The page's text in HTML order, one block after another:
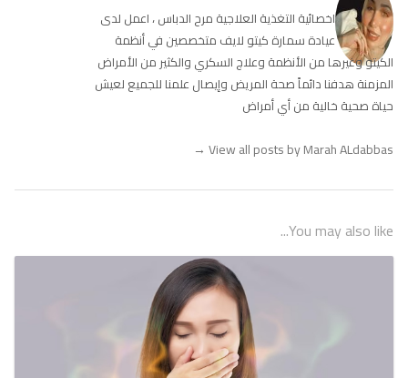
اخصائية التغذية العلاجية مرح الدباس ، اعمل لدى
عيادة سمارة كيتو لايف متخصصين في أنظمة
الكيتو وغيرها من الأنظمة وعلاج السكري والكثير من الأمراض
المزمنة هدفنا دائماً صحة المريض وإيصال علمنا للجميع لعيش
حياة صحية خالية من أي أمراض
View all posts by Marah ALdabbas
→
You may also like...